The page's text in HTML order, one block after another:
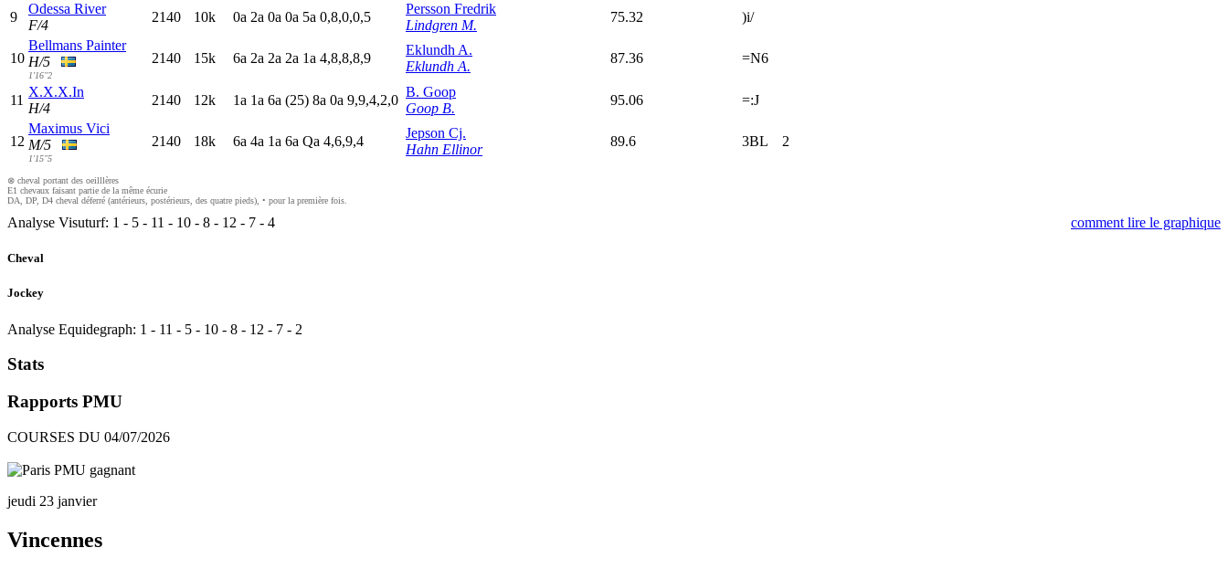
9
Odessa River
F/4
2140 10k 0a 2a 0a 0a 5a 0,8,0,0,5
Persson Fredrik
Lindgren M.
75.32 )i/
10
Bellmans Painter
H/5
1'16"2
2140 15k 6a 2a 2a 2a 1a 4,8,8,8,9
Eklundh A.
Eklundh A.
87.36 =N6
11
X.X.X.In
H/4
2140 12k 1a 1a 6a (25) 8a 0a 9,9,4,2,0
B. Goop
Goop B.
95.06 =:J
12
Maximus Vici
M/5
1'15"5
2140 18k 6a 4a 1a 6a Qa 4,6,9,4
Jepson Cj.
Hahn Ellinor
89.6 3BL 2
⊗ cheval portant des oeilllères
E1 chevaux faisant partie de la même écurie
DA, DP, D4 cheval déferré (antérieurs, postérieurs, des quatre pieds), • pour la première fois.
Analyse Visuturf: 1 - 5 - 11 - 10 - 8 - 12 - 7 - 4 comment lire le graphique
Cheval
Jockey
Analyse Equidegraph: 1 - 11 - 5 - 10 - 8 - 12 - 7 - 2
Stats
Rapports PMU
COURSES DU 04/07/2026
jeudi 23 janvier
Vincennes